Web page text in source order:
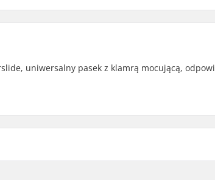
uniwersalny pasek z klamrą mocującą,